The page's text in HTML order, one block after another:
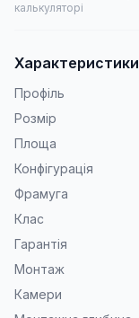
калькуляторі
Характеристики
Профіль
Розмір
Площа
Конфігурація
Фрамуга
Клас
Гарантія
Монтаж
Камери